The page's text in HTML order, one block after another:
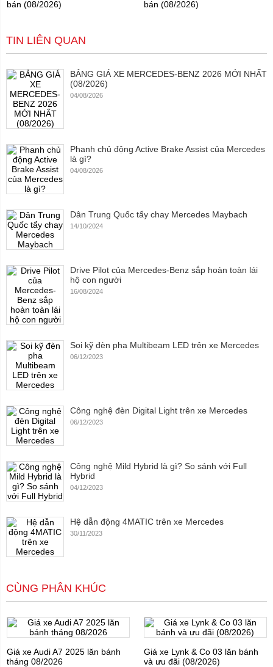
bán (08/2026) bán (08/2026)
TIN LIÊN QUAN
BẢNG GIÁ XE MERCEDES-BENZ 2026 MỚI NHẤT
(08/2026)
04/08/2026
Phanh chủ động Active Brake Assist của Mercedes
là gì?
04/08/2026
Dân Trung Quốc tẩy chay Mercedes Maybach
14/10/2024
Drive Pilot của Mercedes-Benz sắp hoàn toàn lái
hộ con người
16/08/2024
Soi kỹ đèn pha Multibeam LED trên xe Mercedes
06/12/2023
Công nghệ đèn Digital Light trên xe Mercedes
06/12/2023
Công nghệ Mild Hybrid là gì? So sánh với Full
Hybrid
04/12/2023
Hệ dẫn động 4MATIC trên xe Mercedes
30/11/2023
CÙNG PHÂN KHÚC
Giá xe Audi A7 2025 lăn bánh
tháng 08/2026
Giá xe Lynk & Co 03 lăn bánh
và ưu đãi (08/2026)